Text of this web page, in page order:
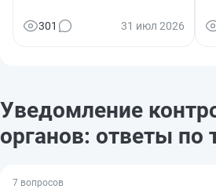
301 31 июл 2026
Уведомление
органов: ответы по
7 вопросов